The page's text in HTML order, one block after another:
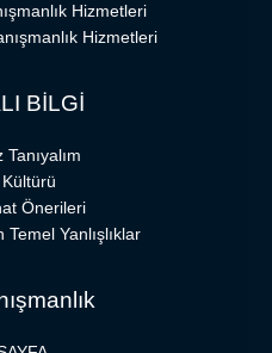
Hizmetleri
Hizmetleri
BİLGİ
Tanıyalım
Önerileri
Yanlışlıklar